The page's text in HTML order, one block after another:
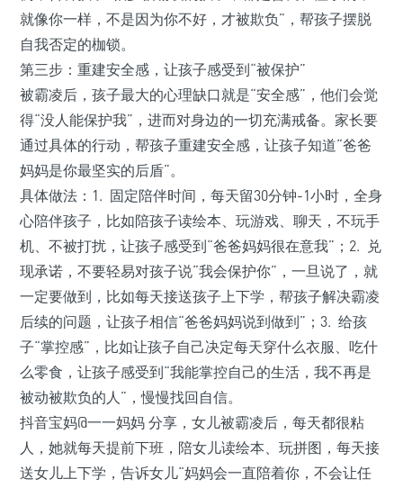
就像你一样，不是因为你不好，才被欺负”，帮孩子摆脱
自我否定的枷锁。
第三步：重建安全感，让孩子感受到“被保护”
被霸凌后，孩子最大的心理缺口就是“安全感”，他们会觉
得“没人能保护我”，进而对身边的一切充满戒备。家长要
通过具体的行动，帮孩子重建安全感，让孩子知道“爸爸
妈妈是你最坚实的后盾”。
具体做法：1. 固定陪伴时间，每天留30分钟-1小时，全身
心陪伴孩子，比如陪孩子读绘本、玩游戏、聊天，不玩手
机、不被打扰，让孩子感受到“爸爸妈妈很在意我”；2. 兑
现承诺，不要轻易对孩子说“我会保护你”，一旦说了，就
一定要做到，比如每天接送孩子上下学，帮孩子解决霸凌
后续的问题，让孩子相信“爸爸妈妈说到做到”；3. 给孩
子“掌控感”，比如让孩子自己决定每天穿什么衣服、吃什
么零食，让孩子感受到“我能掌控自己的生活，我不再是
被动被欺负的人”，慢慢找回自信。
抖音宝妈@一一妈妈 分享，女儿被霸凌后，每天都很粘
人，她就每天提前下班，陪女儿读绘本、玩拼图，每天接
送女儿上下学，告诉女儿“妈妈会一直陪着你，不会让任